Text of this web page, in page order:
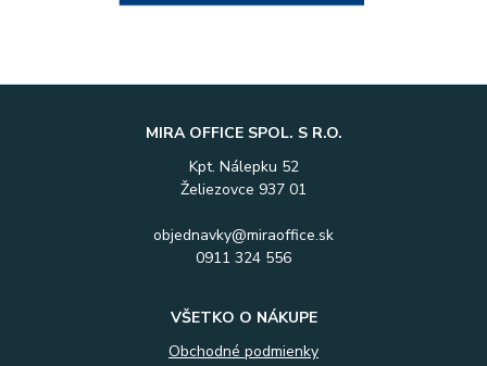
MIRA OFFICE SPOL. S R.O.
Kpt. Nálepku 52
Želiezovce 937 01
objednavky@miraoffice.sk
0911 324 556
VŠETKO O NÁKUPE
Obchodné podmienky